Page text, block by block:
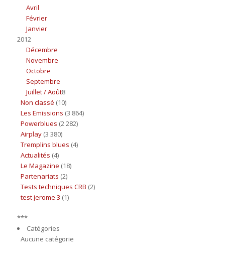
Avril
Février
Janvier
2012
Décembre
Novembre
Octobre
Septembre
Juillet / Août8
Non classé (10)
Les Emissions (3 864)
Powerblues (2 282)
Airplay(3 380)
Tremplins blues (4)
Actualités (4)
Le Magazine (18)
Partenariats (2)
Tests techniques CRB (2)
test jerome 3 (1)
***
Catégories
Aucune catégorie